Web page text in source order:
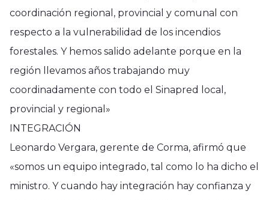
coordinación regional, provincial y comunal con
respecto a la vulnerabilidad de los incendios
forestales. Y hemos salido adelante porque en la
región llevamos años trabajando muy
coordinadamente con todo el Sinapred local,
provincial y regional»
INTEGRACIÓN
Leonardo Vergara, gerente de Corma, afirmó que
«somos un equipo integrado, tal como lo ha dicho el
ministro. Y cuando hay integración hay confianza y